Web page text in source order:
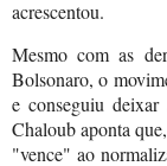
acrescentou.
Mesmo com as
Bolsonaro, o
e conseguiu
Chaloub aponta
"vence" ao